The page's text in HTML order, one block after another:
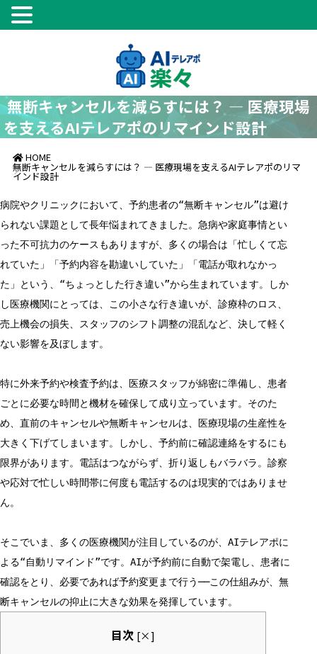
無断キャンセルを減らすには？ ― 医療現場
を支えるAIテレアポのリマインド設計
HOME
無断キャンセルを減らすには？ ― 医療現場を支えるAIテレアポのリマ
インド設計
病院やクリニックにおいて、予約患者の“無断キャンセル”は避け
られない課題として長年悩まれてきました。急病や家庭事情とい
った不可抗力のケースもありますが、多くの場合は「忙しくて忘
れていた」「予約内容を勘違いしていた」「電話が取れなかっ
た」という、“ちょっとした行き違い”から生まれています。しか
し医療機関にとっては、この小さな行き違いが、診療枠のロス、
売上機会の損失、スタッフのシフト調整の混乱など、決して軽く
ない影響を及ぼします。
特に外来予約や検査予約は、医療スタッフが綿密に準備し、患者
ごとに必要な時間と機材を確保して成り立っています。そのた
め、直前のキャンセルや無断キャンセルは、医療現場の生産性を
大きく下げてしまいます。しかし、予約前に確認連絡をするにも
限界があります。電話はつながらず、折り返しもバラバラ。診察
や応対で忙しい時間帯に何度も電話するのは現実的ではありませ
ん。
そこでいま、多くの医療機関が注目しているのが、AIテレアポに
よる“自動リマインド”です。AIが予約前に自動で架電し、患者に
確認をとり、必要であれば予約変更まで行う──この仕組みが、無
断キャンセルの抑止に大きな効果を発揮しています。
目次 [×]